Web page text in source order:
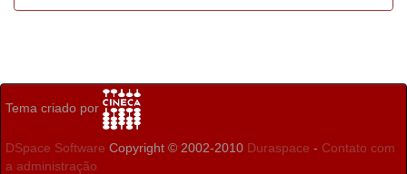
Tema criado por
DSpace Software Copyright © 2002-2010 Duraspace - Contato com
a administração